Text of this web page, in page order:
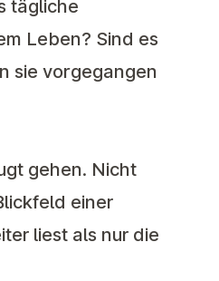
tägliche
Leben? Sind es
sie vorgegangen
gehen. Nicht
einer
liest als nur die